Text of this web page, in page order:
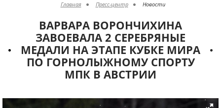
Главная Пресс-центр Новости
ВАРВАРА ВОРОНЧИХИНА
ЗАВОЕВАЛА 2 СЕРЕБРЯНЫЕ
МЕДАЛИ НА ЭТАПЕ КУБКЕ МИРА
ПО ГОРНОЛЫЖНОМУ СПОРТУ
МПК В АВСТРИИ